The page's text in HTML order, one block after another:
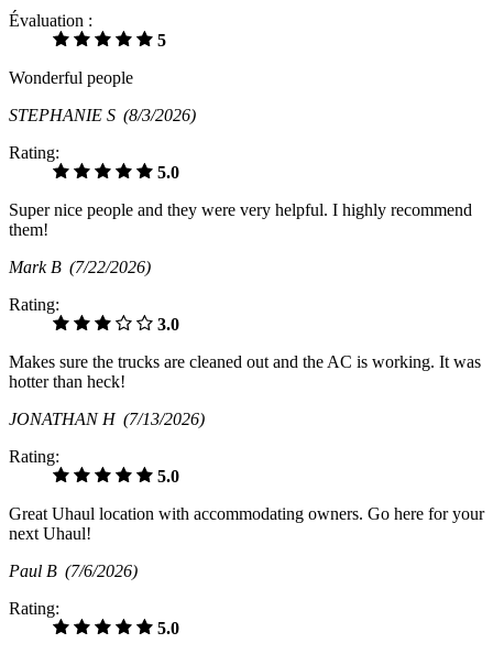
Évaluation :
5
Wonderful people
STEPHANIE S (8/3/2026)
Rating:
5.0
Super nice people and they were very helpful. I highly recommend
them!
Mark B (7/22/2026)
Rating:
3.0
Makes sure the trucks are cleaned out and the AC is working. It was
hotter than heck!
JONATHAN H (7/13/2026)
Rating:
5.0
Great Uhaul location with accommodating owners. Go here for your
next Uhaul!
Paul B (7/6/2026)
Rating:
5.0